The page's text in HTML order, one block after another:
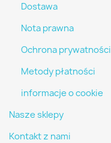
Dostawa
Nota prawna
Ochrona prywatności
Metody płatności
informacje o cookie
Nasze sklepy
Kontakt z nami